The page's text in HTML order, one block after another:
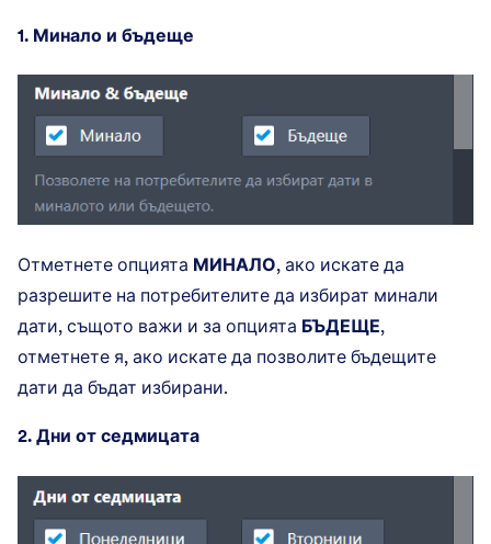
1. Минало и бъдеще
Отметнете опцията МИНАЛО, ако искате да
разрешите на потребителите да избират минали
дати, същото важи и за опцията БЪДЕЩЕ,
отметнете я, ако искате да позволите бъдещите
дати да бъдат избирани.
2. Дни от седмицата